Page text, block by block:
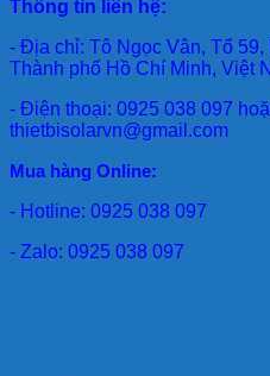
Thông tin liên hệ:
- Địa chỉ: Tô Ngọc Vân, Tổ
Thành phố Hồ Chí Minh, Việt
- Điện thoại: 0925 038 097
thietbisolarvn@gmail.com
Mua hàng Online:
- Hotline: 0925 038 097
- Zalo: 0925 038 097